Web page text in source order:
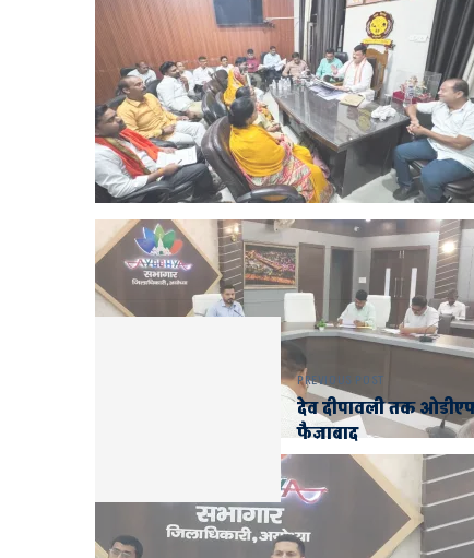
PREVIOUS POST
देव दीपावली तक
फैजाबाद